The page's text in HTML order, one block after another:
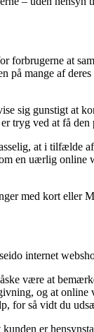
forbrugerne at
på mange af
sig gunstigt at
tryg ved at få
at i tilfælde
en uærlig online
med kort eller
internet
være at
og at online
for så vidt du
er